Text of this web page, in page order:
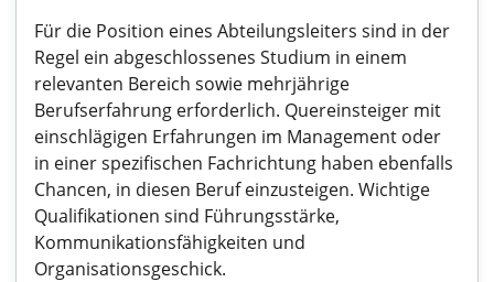
Für die Position eines Abteilungsleiters sind in der
Regel ein abgeschlossenes Studium in einem
relevanten Bereich sowie mehrjährige
Berufserfahrung erforderlich. Quereinsteiger mit
einschlägigen Erfahrungen im Management oder
in einer spezifischen Fachrichtung haben ebenfalls
Chancen, in diesen Beruf einzusteigen. Wichtige
Qualifikationen sind Führungsstärke,
Kommunikationsfähigkeiten und
Organisationsgeschick.